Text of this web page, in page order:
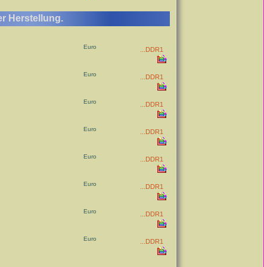
Herstellung.
Euro ...DDR1
Euro ...DDR1
Euro ...DDR1
Euro ...DDR1
Euro ...DDR1
Euro ...DDR1
Euro ...DDR1
Euro ...DDR1